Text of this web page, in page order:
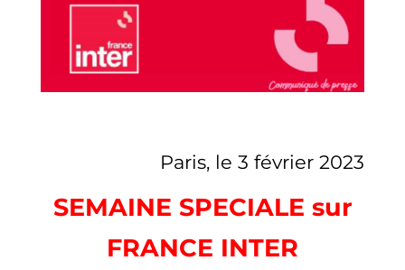
Paris, le 3 février 2023
SEMAINE SPECIALE sur
FRANCE INTER